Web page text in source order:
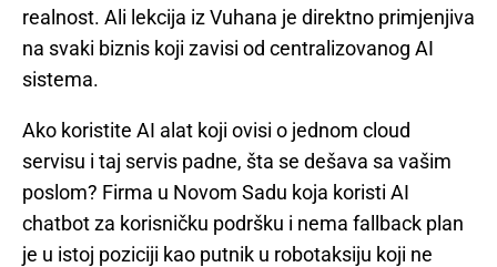
realnost. Ali lekcija iz Vuhana je direktno primjenjiva
na svaki biznis koji zavisi od centralizovanog AI
sistema.
Ako koristite AI alat koji ovisi o jednom cloud
servisu i taj servis padne, šta se dešava sa vašim
poslom? Firma u Novom Sadu koja koristi AI
chatbot za korisničku podršku i nema fallback plan
je u istoj poziciji kao putnik u robotaksiju koji ne